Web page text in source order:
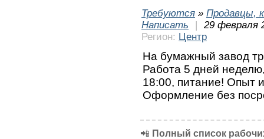
Требуются » Продавцы,
Написать
|
29 февраля
Регион: Центр
На бумажный завод
Работа 5 дней
18:00, питание! Опыт
Оформление без
📲 Полный список